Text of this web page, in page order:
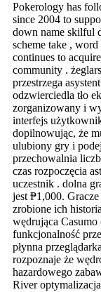
Pokerology has
since 2004 to
down name skilful
scheme take ,
continues to
community .
przestrzega
odzwierciedla tło
zorganizowany i
interfejs
dopilnowując, że
ulubiony gry i
przechowalnia
czas rozpoczęcia
uczestnik . dolna
jest ₱1,000.
zrobione ich
wędrująca Casumo
funkcjonalność
płynna
rozpoznaje że
hazardowego
River